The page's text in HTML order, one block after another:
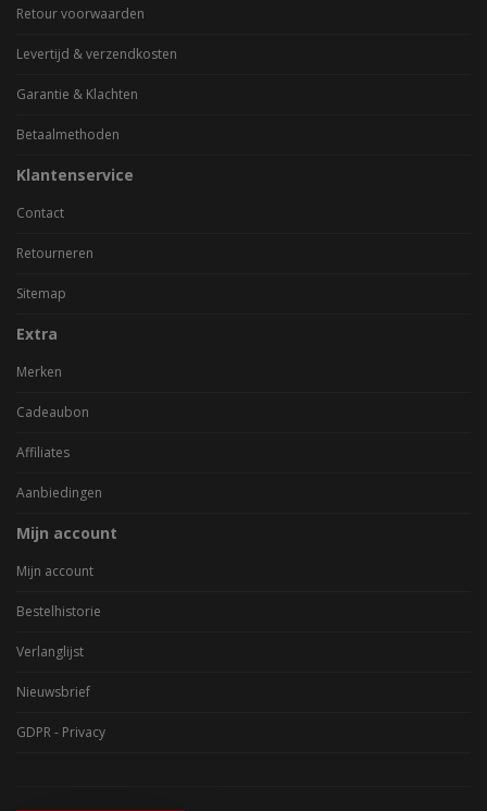
Retour voorwaarden
Levertijd & verzendkosten
Garantie & Klachten
Betaalmethoden
Klantenservice
Contact
Retourneren
Sitemap
Extra
Merken
Cadeaubon
Affiliates
Aanbiedingen
Mijn account
Mijn account
Bestelhistorie
Verlanglijst
Nieuwsbrief
GDPR - Privacy